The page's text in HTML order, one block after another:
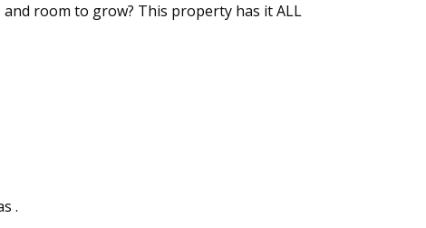
room to grow? This property has it ALL
.